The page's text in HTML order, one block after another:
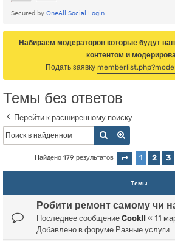
Набираем модераторов которые будут
контентом и
Подать заявку
Темы без ответов
Перейти к расширенному поиску
Поиск
Найдено 179 результатов Страница1
1 2 3
Темы
Робити ремонт самому чи
Последнее сообщение CookII « 11
Добавлено в форуме Разные услуги